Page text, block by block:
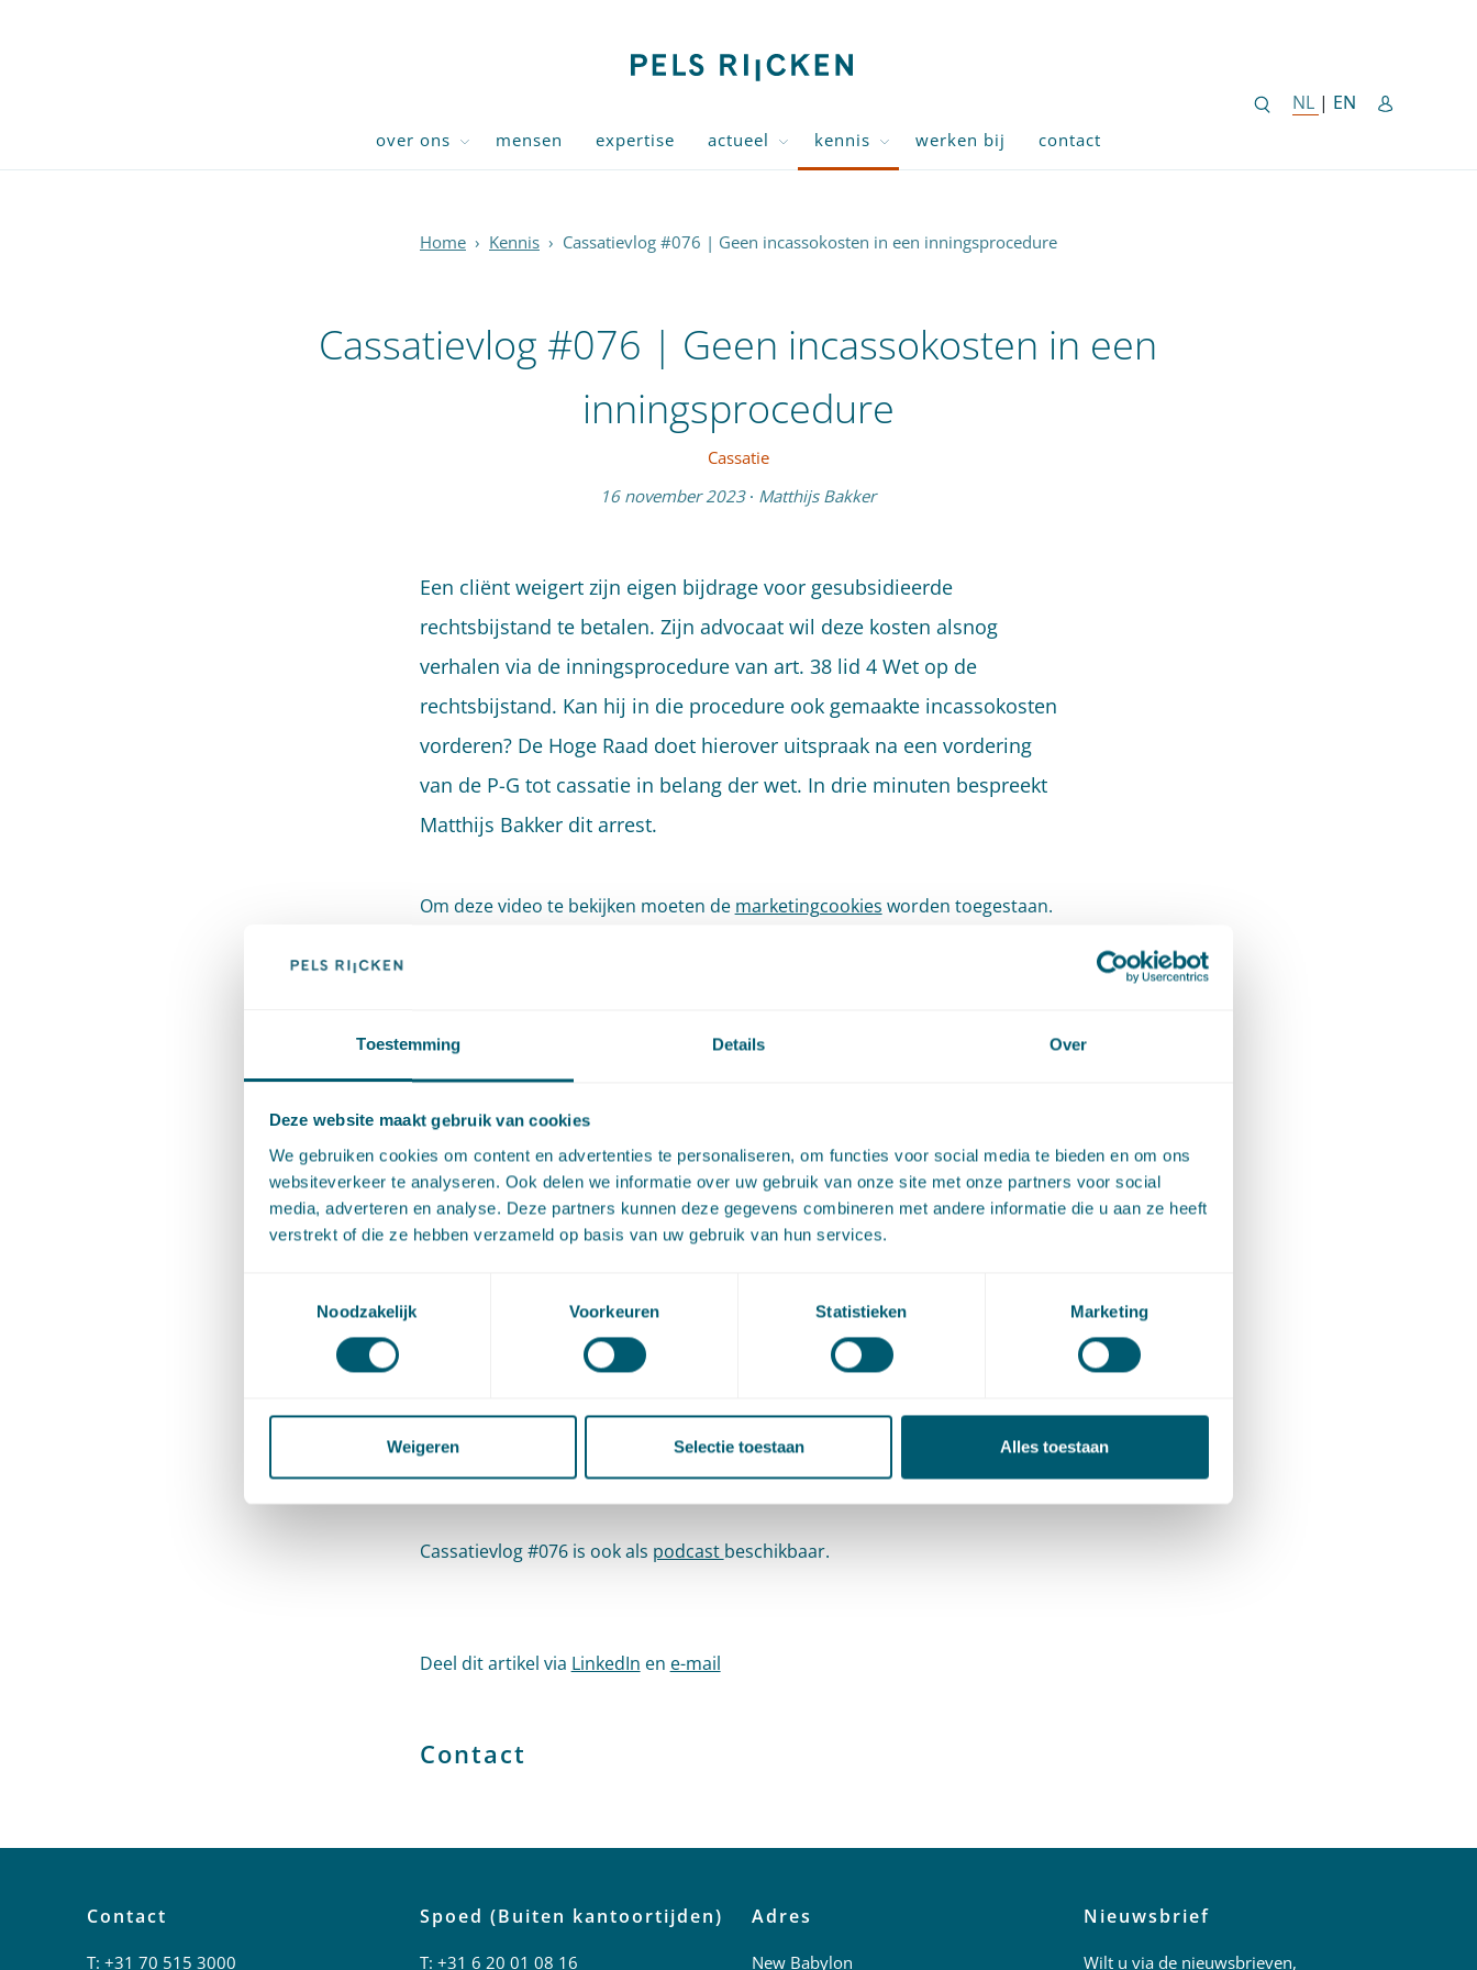
Toestemming Details Over
Deze website maakt gebruik van cookies
We gebruiken cookies om content en advertenties te personaliseren, om functies voor social media te bieden en om ons
websiteverkeer te analyseren. Ook delen we informatie over uw gebruik van onze site met onze partners voor social
media, adverteren en analyse. Deze partners kunnen deze gegevens combineren met andere informatie die u aan ze heeft
verstrekt of die ze hebben verzameld op basis van uw gebruik van hun services.
Noodzakelijk
Voorkeuren Statistieken Marketing
Weigeren Selectie toestaan Alles toestaan
NL NEDERLANDSE
| EN ENGLISH
over ons mensen expertise actueel kennis werken bij contact
Home › Kennis › Cassatievlog #076 | Geen incassokosten in een inningsprocedure
Cassatievlog #076 | Geen incassokosten in een
inningsprocedure
Cassatie
16 november 2023 · Matthijs Bakker
Een cliënt weigert zijn eigen bijdrage voor gesubsidieerde
rechtsbijstand te betalen. Zijn advocaat wil deze kosten alsnog
verhalen via de inningsprocedure van art. 38 lid 4 Wet op de
rechtsbijstand. Kan hij in die procedure ook gemaakte incassokosten
vorderen? De Hoge Raad doet hierover uitspraak na een vordering
van de P-G tot cassatie in belang der wet. In drie minuten bespreekt
Matthijs Bakker dit arrest.
Om deze video te bekijken moeten de marketingcookies worden toegestaan.
Cassatievlog #076 is ook als podcast beschikbaar.
Deel dit artikel via LinkedIn en e-mail
Contact
Contact
T:+31 70 515 3000
Spoed (Buiten kantoortijden)
T: +31 6 20 01 08 16
Adres
New Babylon
Nieuwsbrief
Wilt u via de nieuwsbrieven,